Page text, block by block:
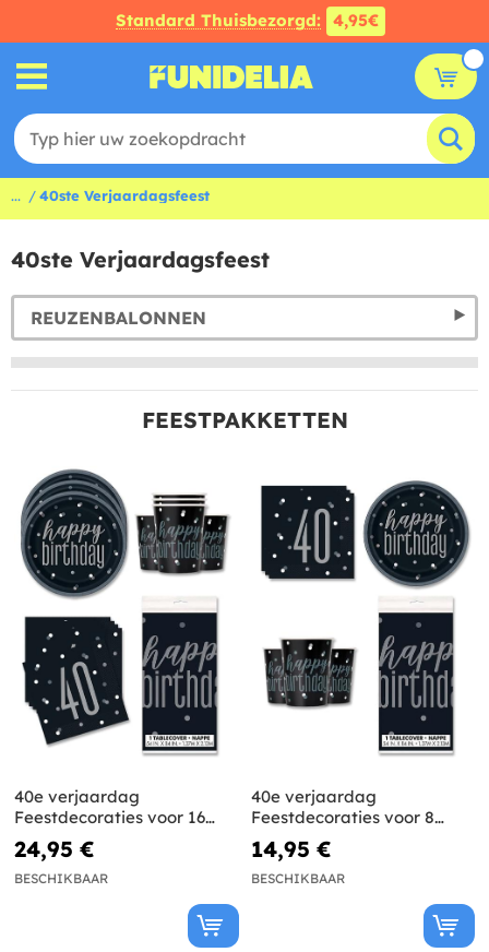
Standard Thuisbezorgd: 4,95€
... 40ste Verjaardagsfeest
40ste Verjaardagsfeest
REUZENBALONNEN
FEESTPAKKETTEN
40e verjaardag
Feestdecoraties voor 16
personen - Black & Silver
Glitz
24,95 €
BESCHIKBAAR
40e verjaardag
Feestdecoraties voor 8
personen - Black & Silver
Glitz
14,95 €
BESCHIKBAAR